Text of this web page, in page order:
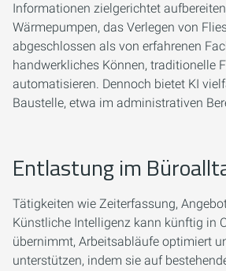
Informationen zielgerichtet
Wärmepumpen, das Verlegen von
abgeschlossen als von erfahrenen
handwerkliches Können, traditionelle
automatisieren. Dennoch bietet KI
Baustelle, etwa im administrativen
Entlastung im
Tätigkeiten wie Zeiterfassung,
Künstliche Intelligenz kann künftig in
übernimmt, Arbeitsabläufe optimiert
unterstützen, indem sie auf